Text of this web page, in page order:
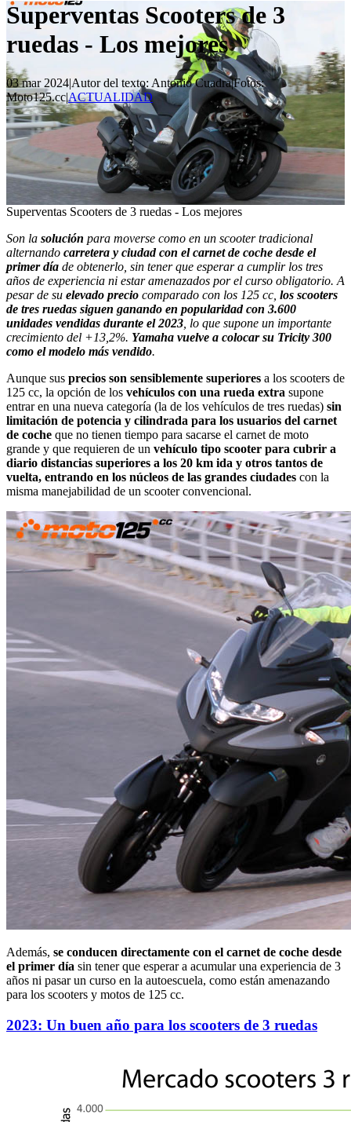
Superventas Scooters de 3
ruedas - Los mejores
03 mar 2024|Autor del texto: Antonio Cuadra|Fotos:
Moto125.cc|ACTUALIDAD
Superventas Scooters de 3 ruedas - Los mejores
Son la solución para moverse como en un scooter tradicional
alternando carretera y ciudad con el carnet de coche desde el
primer día de obtenerlo, sin tener que esperar a cumplir los tres
años de experiencia ni estar amenazados por el curso obligatorio. A
pesar de su elevado precio comparado con los 125 cc, los scooters
de tres ruedas siguen ganando en popularidad con 3.600
unidades vendidas durante el 2023, lo que supone un importante
crecimiento del +13,2%. Yamaha vuelve a colocar su Tricity 300
como el modelo más vendido.
Aunque sus precios son sensiblemente superiores a los scooters de
125 cc, la opción de los vehículos con una rueda extra supone
entrar en una nueva categoría (la de los vehículos de tres ruedas) sin
limitación de potencia y cilindrada para los usuarios del carnet
de coche que no tienen tiempo para sacarse el carnet de moto
grande y que requieren de un vehículo tipo scooter para cubrir a
diario distancias superiores a los 20 km ida y otros tantos de
vuelta, entrando en los núcleos de las grandes ciudades con la
misma manejabilidad de un scooter convencional.
Además, se conducen directamente con el carnet de coche desde
el primer día sin tener que esperar a acumular una experiencia de 3
años ni pasar un curso en la autoescuela, como están amenazando
para los scooters y motos de 125 cc.
2023: Un buen año para los scooters de 3 ruedas